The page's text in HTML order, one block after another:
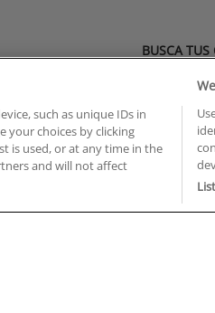
BUSCA
Cursos en Cáceres
Cursos en Cádiz
Cursos en Córdoba
such as unique IDs in
your choices by clicking
is used, or at any time in the
and will not affect